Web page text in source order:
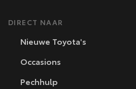
DIRECT NAAR
Nieuwe Toyota's
Occasions
Pechhulp